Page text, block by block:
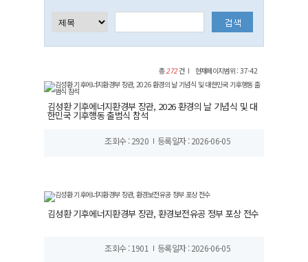
총272건 현재페이지범위 : 37-42
김성환 기후에너지환경부 장관, 2026 환경의 날 기념식 및 대
한민국 기후행동 출범식 참석
조회수 : 2920 등록일자 : 2026-06-05
김성환 기후에너지환경부 장관, 환경보전유공 정부 포상 전수
조회수 : 1901 등록일자 : 2026-06-05